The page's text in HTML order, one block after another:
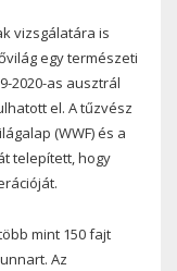
vizsgálatára is
egy természeti
2020-as ausztrál
el. A tűzvész
(WWF) és a
telepített, hogy
mint 150 fajt
Az